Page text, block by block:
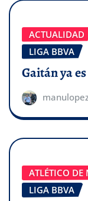
ACTUALIDAD
LIGA BBVA
Gaitán ya
ATLÉTICO DE
LIGA BBVA